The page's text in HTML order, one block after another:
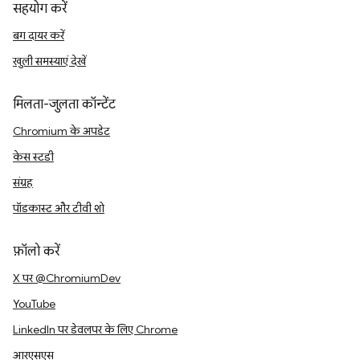
सहयोग करें
बग दायर करें
खुली समस्याएं देखें
मिलता-जुलता कॉन्टेंट
Chromium के अपडेट
केस स्टडी
संग्रह
पॉडकास्ट और टीवी शो
फ़ॉलो करें
X पर @ChromiumDev
YouTube
LinkedIn पर डेवलपर के लिए Chrome
आरएसएस